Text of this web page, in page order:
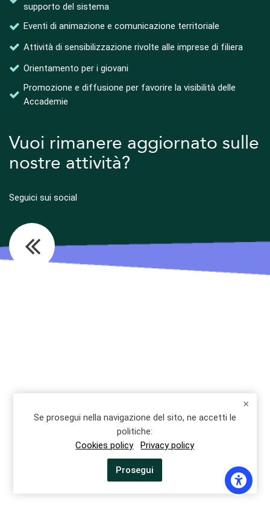
supporto del sistema
Eventi di animazione e comunicazione territoriale
Attività di sensibilizzazione rivolte alle imprese di filiera
Orientamento per i giovani
Promozione e diffusione per favorire la visibilità delle
Accademie
Vuoi rimanere aggiornato sulle
nostre attività?
Seguici sui social
info@accademiatid.it
Se prosegui nella navigazione del sito, ne accetti le
politiche:
Cookies policy
Privacy policy
Prosegui